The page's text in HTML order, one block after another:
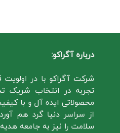
درباره آگراکو:
شرکت آگراکو با در اولویت
تجربه در انتخاب شریک
محصولاتی ایده آل و با
از سراسر دنیا گرد هم
سلامت را نیز به جامعه